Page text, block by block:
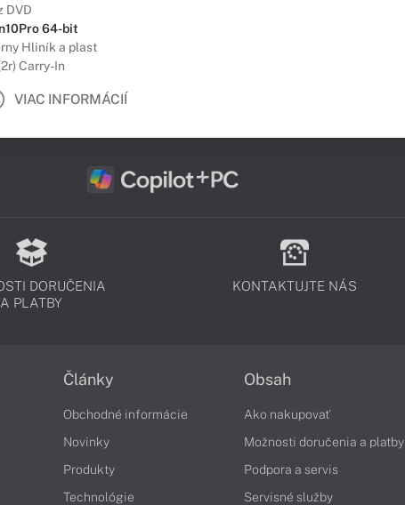
DVD
64-bit
Hliník a plast
Carry-In
VIAC INFORMÁCIÍ
DORUČENIA
A PLATBY
KONTAKTUJTE NÁS
Články
Obchodné informácie
Novinky
Produkty
Technológie
Obsah
Ako nakupovať
Možnosti doručenia a platby
Podpora a servis
Servisné služby